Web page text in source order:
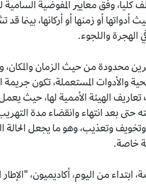
كليا، وفق معايير المفوضية السامية
أو زمنها أو أركانها، بينما
الهجرة واللجوء.
محدودة من حيث الزمان والمكان،
والأدوات المستعملة، تكون جريمة
الهيئة الأممية لها، حيث يعمل
بعد انتهاء وانقضاء مدة
وتخويف وتعذيب، وهو ما يجعل الحالة
خاصة.
ابتداء من اليوم، أكاديميون، "الإطار